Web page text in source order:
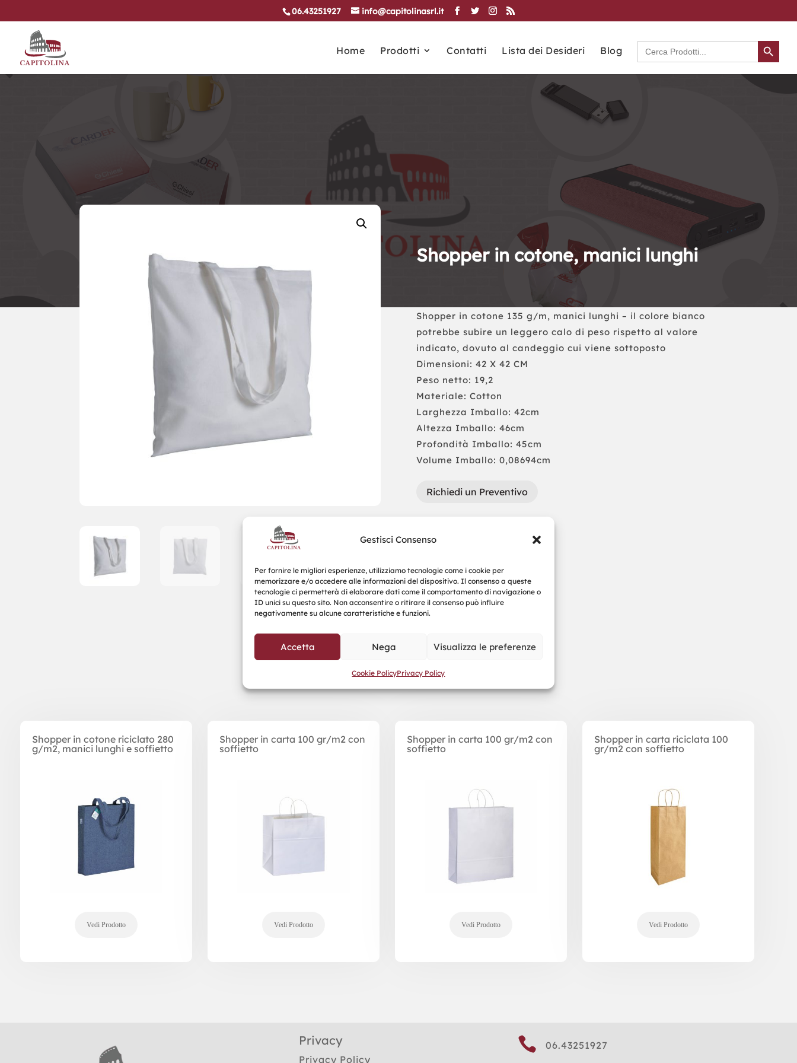
Gestisci Consenso
Per fornire le migliori esperienze, utilizziamo tecnologie come i cookie per
memorizzare e/o accedere alle informazioni del dispositivo. Il consenso a queste
tecnologie ci permetterà di elaborare dati come il comportamento di navigazione o
ID unici su questo sito. Non acconsentire o ritirare il consenso può influire
negativamente su alcune caratteristiche e funzioni.
Accetta Nega Visualizza le preferenze
Cookie PolicyPrivacy Policy
06.43251927 info@capitolinasrl.it
Home Prodotti Contatti Lista dei Desideri Blog Search
for:
Search Button
Shopper in cotone, manici lunghi
Shopper in cotone 135 g/m, manici lunghi – il colore bianco
potrebbe subire un leggero calo di peso rispetto al valore
indicato, dovuto al candeggio cui viene sottoposto
Dimensioni: 42 X 42 CM
Peso netto: 19,2
Materiale: Cotton
Larghezza Imballo: 42cm
Altezza Imballo: 46cm
Profondità Imballo: 45cm
Volume Imballo: 0,08694cm
Richiedi un Preventivo
Prodotti correlati
Shopper in cotone riciclato 280
g/m2, manici lunghi e soffietto
Shopper in carta 100 gr/m2 con
soffietto
Shopper in carta 100 gr/m2 con
soffietto
Shopper in carta riciclata 100
gr/m2 con soffietto
Privacy
Privacy Policy
 06.43251927